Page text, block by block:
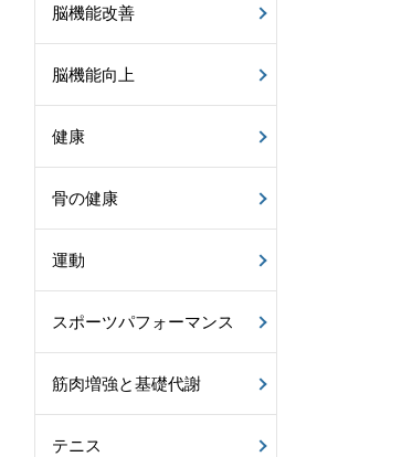
脳機能改善
脳機能向上
健康
骨の健康
運動
スポーツパフォーマンス
筋肉増強と基礎代謝
テニス